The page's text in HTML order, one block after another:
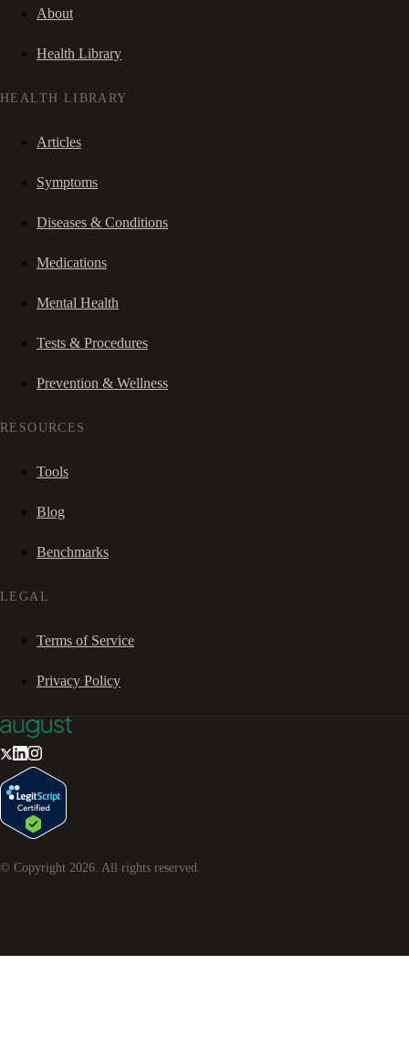
About
Health Library
HEALTH LIBRARY
Articles
Symptoms
Diseases & Conditions
Medications
Mental Health
Tests & Procedures
Prevention & Wellness
RESOURCES
Tools
Blog
Benchmarks
LEGAL
Terms of Service
Privacy Policy
© Copyright 2026. All rights reserved.